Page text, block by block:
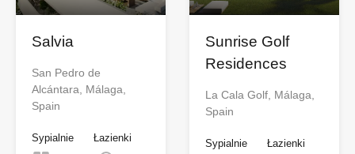
Salvia
San Pedro de
Alcántara, Málaga,
Spain
Sypialnie
Łazienki
Sunrise Golf
Residences
La Cala Golf, Málaga,
Spain
Sypialnie
Łazienki